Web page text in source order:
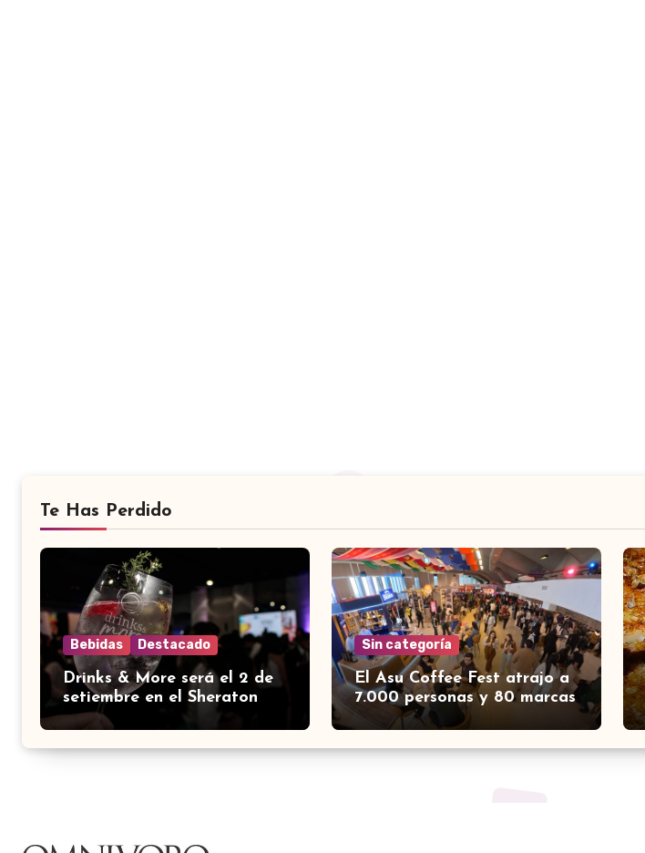
Te Has Perdido
Bebidas Destacado
Drinks & More será el 2 de
setiembre en el Sheraton
Sin categoría
El Asu Coffee Fest atrajo a
7.000 personas y 80 marcas